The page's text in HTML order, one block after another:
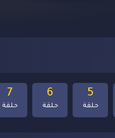
7
حلقة
6
حلقة
5
حلقة